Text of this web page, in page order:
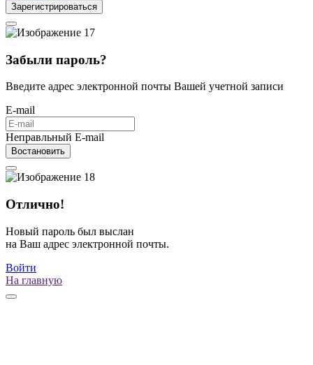
Зарегистрироваться
Забыли пароль?
Введите адрес электронной почты Вашей учетной записи
E-mail
Неправльный E-mail
Востановить
Отлично!
Новый пароль был выслан
на Ваш адрес электронной почты.
Войти
На главную